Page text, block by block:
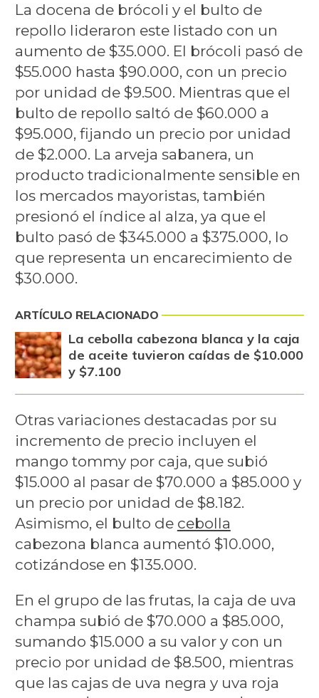
La docena de brócoli y el bulto de
repollo lideraron este listado con un
aumento de $35.000. El brócoli pasó de
$55.000 hasta $90.000, con un precio
por unidad de $9.500. Mientras que el
bulto de repollo saltó de $60.000 a
$95.000, fijando un precio por unidad
de $2.000. La arveja sabanera, un
producto tradicionalmente sensible en
los mercados mayoristas, también
presionó el índice al alza, ya que el
bulto pasó de $345.000 a $375.000, lo
que representa un encarecimiento de
$30.000.
ARTÍCULO RELACIONADO
La cebolla cabezona blanca y la caja
de aceite tuvieron caídas de $10.000
y $7.100
Otras variaciones destacadas por su
incremento de precio incluyen el
mango tommy por caja, que subió
$15.000 al pasar de $70.000 a $85.000 y
un precio por unidad de $8.182.
Asimismo, el bulto de cebolla
cabezona blanca aumentó $10.000,
cotizándose en $135.000.
En el grupo de las frutas, la caja de uva
champa subió de $70.000 a $85.000,
sumando $15.000 a su valor y con un
precio por unidad de $8.500, mientras
que las cajas de uva negra y uva roja